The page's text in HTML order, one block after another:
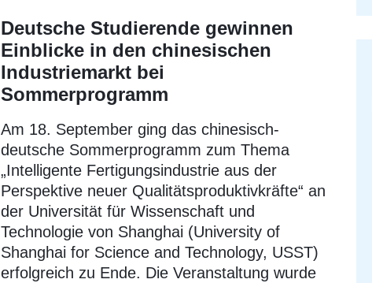
Deutsche Studierende gewinnen
Einblicke in den chinesischen
Industriemarkt bei
Sommerprogramm
Am 18. September ging das chinesisch-
deutsche Sommerprogramm zum Thema
„Intelligente Fertigungsindustrie aus der
Perspektive neuer Qualitätsproduktivkräfte“ an
der Universität für Wissenschaft und
Technologie von Shanghai (University of
Shanghai for Science and Technology, USST)
erfolgreich zu Ende. Die Veranstaltung wurde